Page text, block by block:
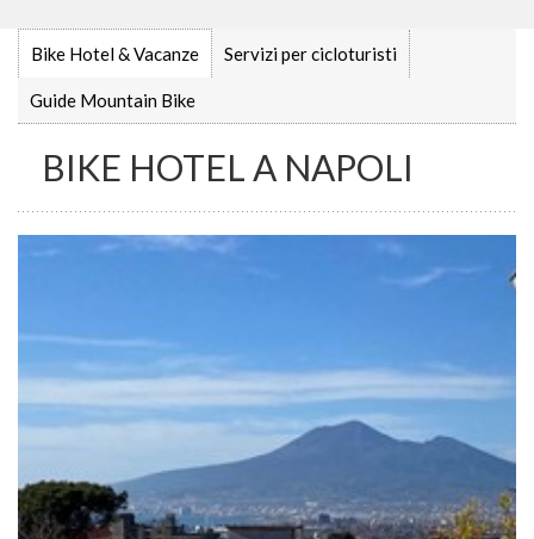
Bike Hotel & Vacanze Servizi per cicloturisti
Guide Mountain Bike
BIKE HOTEL A NAPOLI